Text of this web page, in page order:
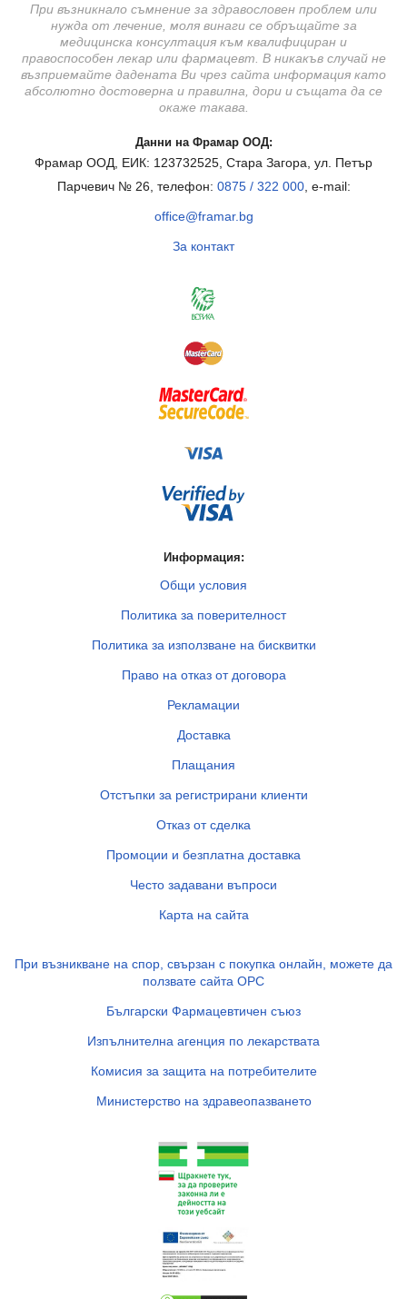
При възникнало съмнение за здравословен проблем или
нужда от лечение, моля винаги се обръщайте за
медицинска консултация към квалифициран и
правоспособен лекар или фармацевт. В никакъв случай не
възприемайте дадената Ви чрез сайта информация като
абсолютно достоверна и правилна, дори и същата да се
окаже такава.
Данни на Фрамар ООД:
Фрамар ООД, ЕИК: 123732525, Стара Загора, ул. Петър
Парчевич № 26, телефон: 0875 / 322 000, e-mail:
office@framar.bg
За контакт
Информация:
Общи условия
Политика за поверителност
Политика за използване на бисквитки
Право на отказ от договора
Рекламации
Доставка
Плащания
Отстъпки за регистрирани клиенти
Отказ от сделка
Промоции и безплатна доставка
Често задавани въпроси
Карта на сайта
При възникване на спор, свързан с покупка онлайн, можете да
ползвате сайта ОРС
Български Фармацевтичен съюз
Изпълнителна агенция по лекарствата
Комисия за защита на потребителите
Министерство на здравеопазването